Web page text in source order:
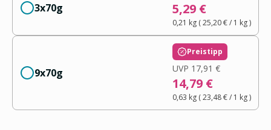
3x70g 5,29 €
0,21 kg(25,20 €/ 1 kg)
9x70g
Preistipp
UVP 17,91 €
14,79 €
0,63 kg(23,48 €/ 1 kg)